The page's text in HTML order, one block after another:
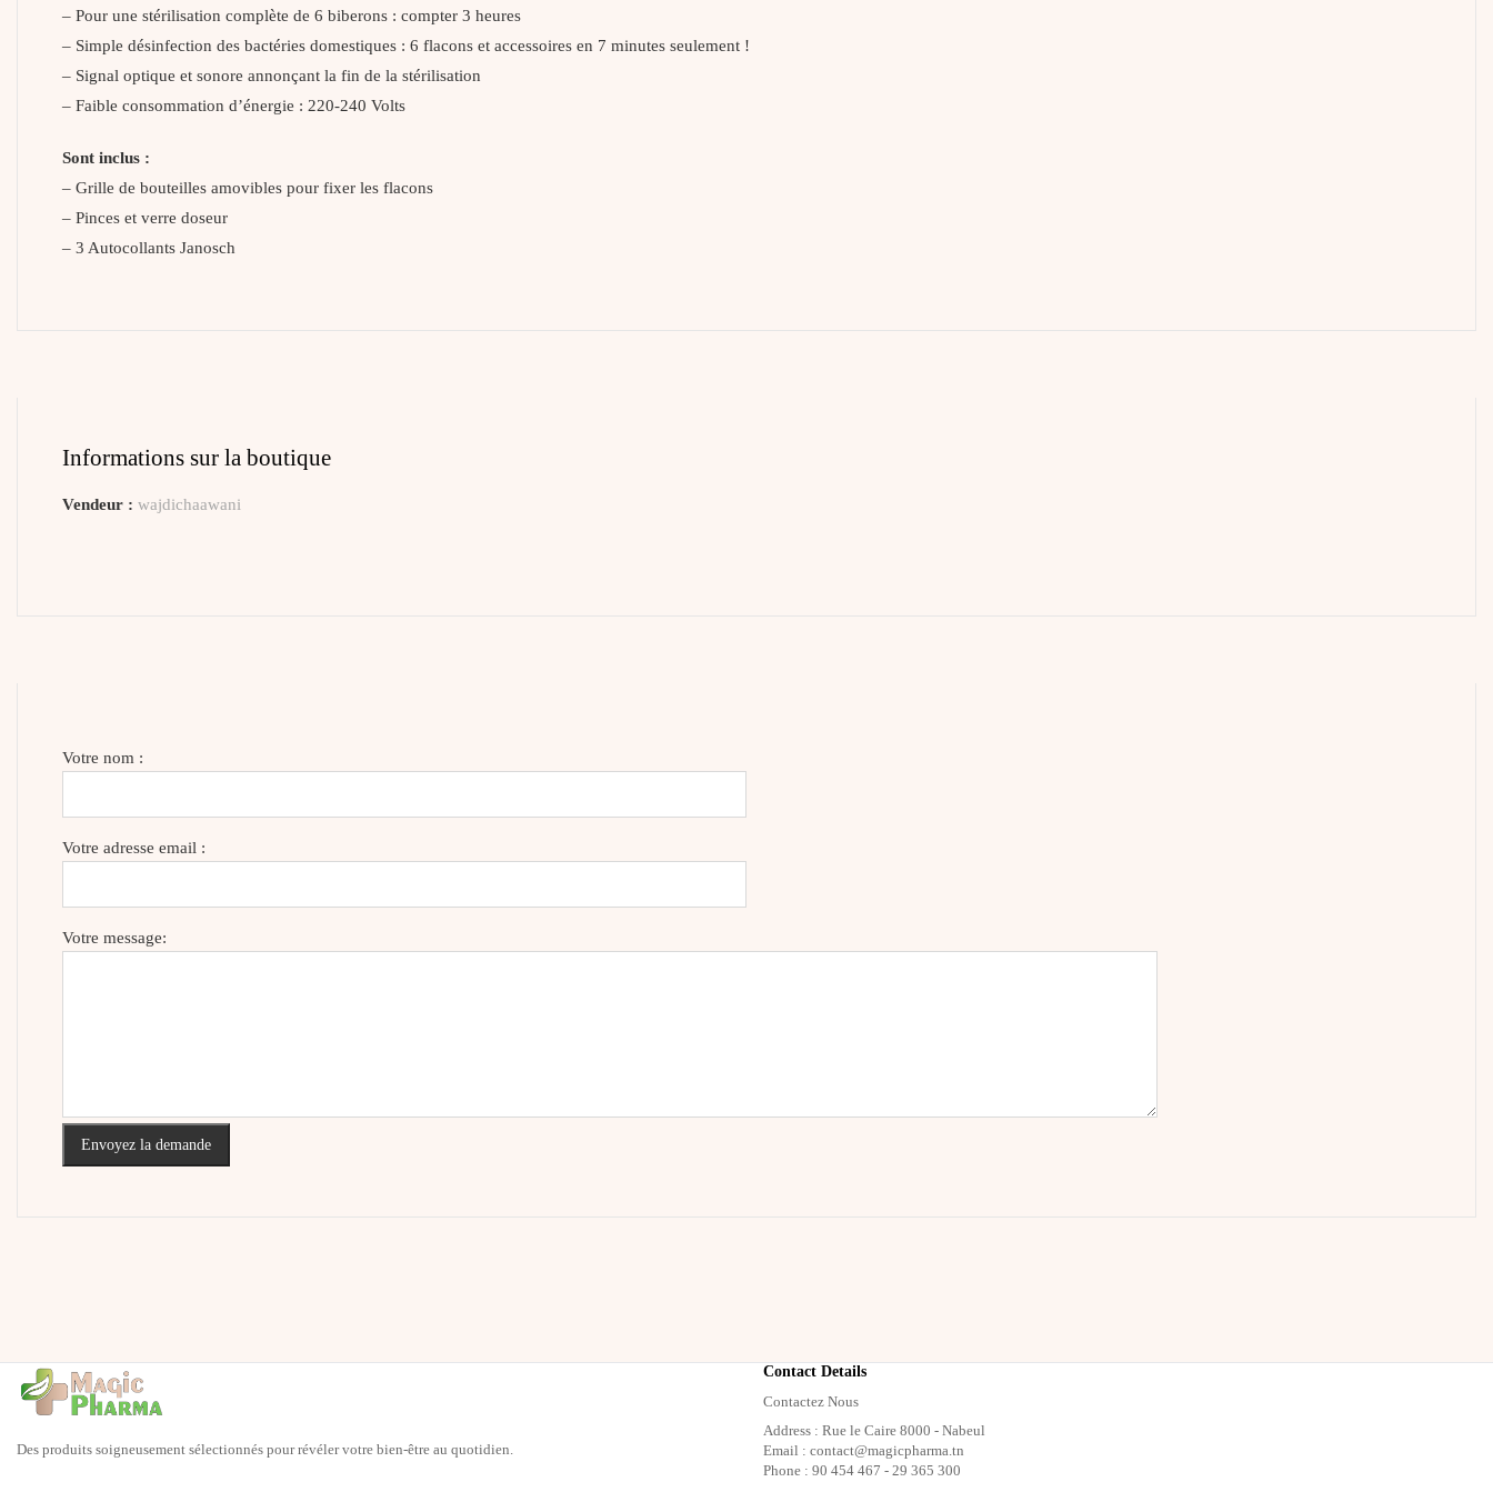
– Pour une stérilisation complète de 6 biberons : compter 3 heures
– Simple désinfection des bactéries domestiques : 6 flacons et accessoires en 7 minutes seulement !
– Signal optique et sonore annonçant la fin de la stérilisation
– Faible consommation d’énergie : 220-240 Volts
Sont inclus :
– Grille de bouteilles amovibles pour fixer les flacons
– Pinces et verre doseur
– 3 Autocollants Janosch
Informations sur la boutique
Vendeur : wajdichaawani
Votre nom :
Votre adresse email :
Votre message:
Envoyez la demande
Des produits soigneusement sélectionnés pour révéler votre bien-être au quotidien.
Contact Details
Contactez Nous
Address : Rue le Caire 8000 - Nabeul
Email : contact@magicpharma.tn
Phone : 90 454 467 - 29 365 300